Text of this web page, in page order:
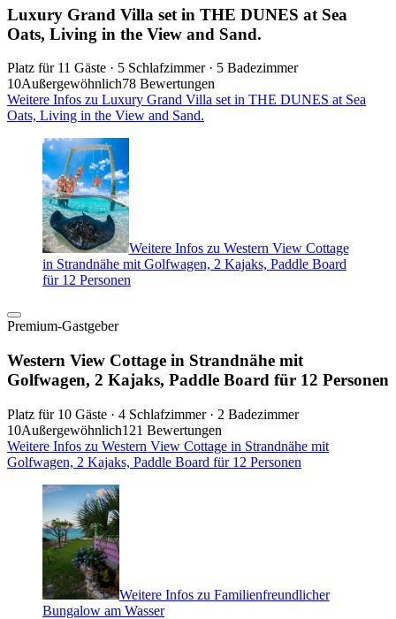
Luxury Grand Villa set in THE DUNES at Sea
Oats, Living in the View and Sand.
Platz für 11 Gäste · 5 Schlafzimmer · 5 Badezimmer
10Außergewöhnlich78 Bewertungen
Weitere Infos zu Luxury Grand Villa set in THE DUNES at Sea
Oats, Living in the View and Sand.
Weitere Infos zu Western View Cottage
in Strandnähe mit Golfwagen, 2 Kajaks, Paddle Board
für 12 Personen
Premium-Gastgeber
Western View Cottage in Strandnähe mit
Golfwagen, 2 Kajaks, Paddle Board für 12 Personen
Platz für 10 Gäste · 4 Schlafzimmer · 2 Badezimmer
10Außergewöhnlich121 Bewertungen
Weitere Infos zu Western View Cottage in Strandnähe mit
Golfwagen, 2 Kajaks, Paddle Board für 12 Personen
Weitere Infos zu Familienfreundlicher
Bungalow am Wasser